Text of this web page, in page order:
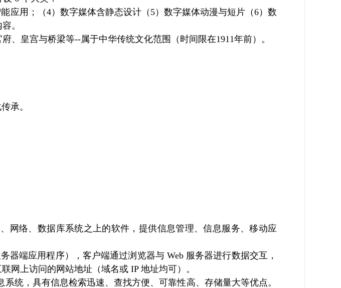
应用；（4）数字媒体含静态设计（5）数字媒体动漫与短片（6）数
。
、皇宫与桥梁等--属于中华传统文化范围（时间限在1911年前）。
承。
网络、数据库系统之上的软件，提供信息管理、信息服务、移动应
器端应用程序），客户端通过浏览器与 Web 服务器进行数据交互，
网上访问的网站地址（域名或 IP 地址均可）。
统，具有信息检索迅速、查找方便、可靠性高、存储量大等优点。